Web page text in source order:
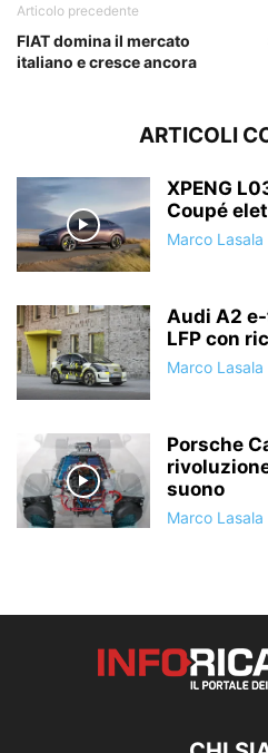
Articolo precedente
FIAT domina il mercato
italiano e cresce ancora
ARTICOLI
XPENG
Coupé
Marco Lasala
Audi A2
LFP con
Marco Lasala
Porsche
suono
Marco Lasala